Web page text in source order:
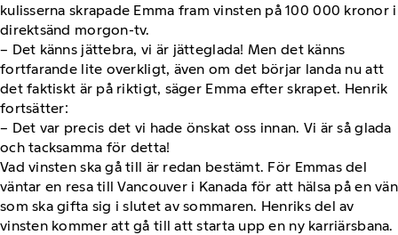
kulisserna skrapade Emma fram vinsten på 100 000 kronor i
direktsänd morgon-tv.
– Det känns jättebra, vi är jätteglada! Men det känns
fortfarande lite overkligt, även om det börjar landa nu att
det faktiskt är på riktigt, säger Emma efter skrapet. Henrik
fortsätter:
– Det var precis det vi hade önskat oss innan. Vi är så glada
och tacksamma för detta!
Vad vinsten ska gå till är redan bestämt. För Emmas del
väntar en resa till Vancouver i Kanada för att hälsa på en vän
som ska gifta sig i slutet av sommaren. Henriks del av
vinsten kommer att gå till att starta upp en ny karriärsbana.